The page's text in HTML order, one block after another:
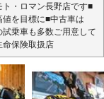
・ロマン長野店です■
を目標に■中古車は
乗車も多数ご用意して
命保険取扱店